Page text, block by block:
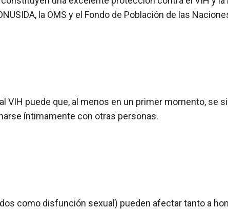
la OMS y el Fondo de Población de las
VIH puede que, al menos en un primer momento, se
íntimamente con otras personas.
como disfunción sexual) pueden afectar tanto a